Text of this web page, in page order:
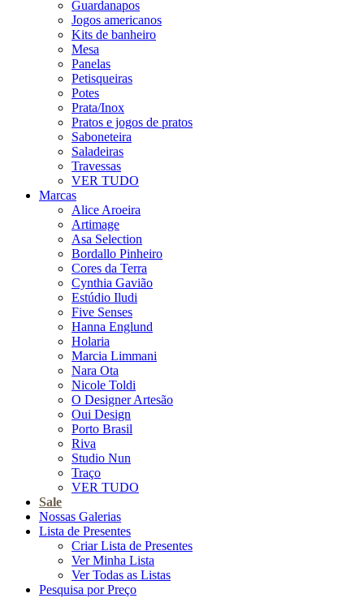
Guardanapos
Jogos americanos
Kits de banheiro
Mesa
Panelas
Petisqueiras
Potes
Prata/Inox
Pratos e jogos de pratos
Saboneteira
Saladeiras
Travessas
VER TUDO
Marcas
Alice Aroeira
Artimage
Asa Selection
Bordallo Pinheiro
Cores da Terra
Cynthia Gavião
Estúdio Iludi
Five Senses
Hanna Englund
Holaria
Marcia Limmani
Nara Ota
Nicole Toldi
O Designer Artesão
Oui Design
Porto Brasil
Riva
Studio Nun
Traço
VER TUDO
Sale
Nossas Galerias
Lista de Presentes
Criar Lista de Presentes
Ver Minha Lista
Ver Todas as Listas
Pesquisa por Preço